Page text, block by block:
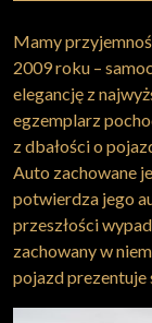
Mamy
2009 roku –
elegancję z
egzemplarz
z dbałości o
Auto zachowane
potwierdza jego
przeszłości
zachowany w
pojazd prezentuje